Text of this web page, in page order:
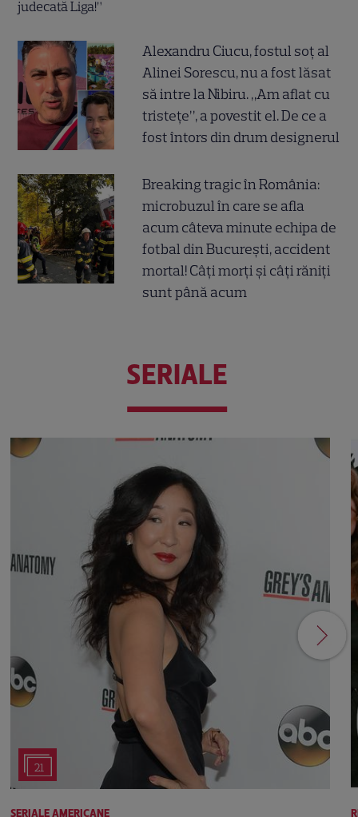
Alexandru Ciucu, fostul soț al
Alinei Sorescu, nu a fost lăsat
să intre la Nibiru. „Am aflat cu
tristețe”, a povestit el. De ce a
fost întors din drum designerul
Breaking tragic în România:
microbuzul în care se afla
acum câteva minute echipa de
fotbal din București, accident
mortal! Câți morți și câți răniți
sunt până acum
SERIALE
21
SERIALE AMERICANE